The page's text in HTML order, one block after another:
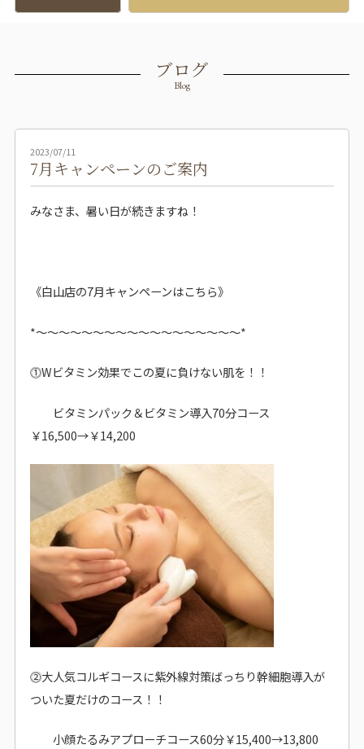
ブログ
Blog
2023/07/11
7月キャンペーンのご案内
みなさま、暑い日が続きますね！
《白山店の7月キャンペーンはこちら》
*～～～～～～～～～～～～～～～～～～*
⓵Wビタミン効果でこの夏に負けない肌を！！
ビタミンパック＆ビタミン導入70分コース
￥16,500→￥14,200
⓶大人気コルギコースに紫外線対策ばっちり幹細胞導入が
ついた夏だけのコース！！
小顔たるみアプローチコース60分￥15,400→13,800